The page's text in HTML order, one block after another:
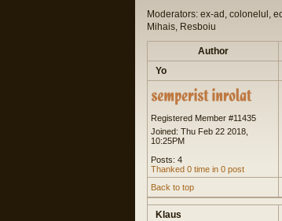
Moderators: ex-ad, colonelul,
Mihais, Resboiu
Author
Yo
Registered Member #11435
Joined: Thu Feb 22 2018,
10:25PM
Posts: 4
Thanked 0 time in 0 post
Back to top
Klaus